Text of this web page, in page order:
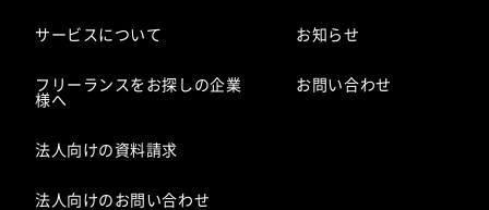
サービスについて
フリーランスをお探しの企業
様へ
法人向けの資料請求
法人向けのお問い合わせ
お知らせ
お問い合わせ